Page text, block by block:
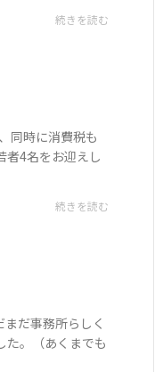
続きを読む
同時に消費税も
者4名をお迎えし
続きを読む
だ事務所らしく
た。（あくまでも